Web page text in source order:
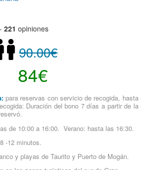
221 opiniones
90.00€
84€
para reservas con servicio de recogida, hasta
Duración del bono 7 días a partir de la
de 10:00 a 16:00. Verano: hasta las 16:30.
-12 minutos.
y playas de Taurito y Puerto de Mogán.